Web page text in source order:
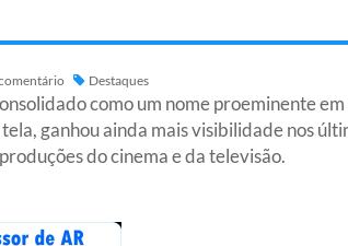
Destaques
como um nome proeminente
ganhou ainda mais visibilidade nos
do cinema e da televisão.